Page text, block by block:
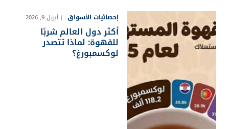
إحصائيات الأسواق أبريل 9, 2026
أكثر دول العالم شربًا
للقهوة: لماذا تتصدر
لوكسمبورغ؟